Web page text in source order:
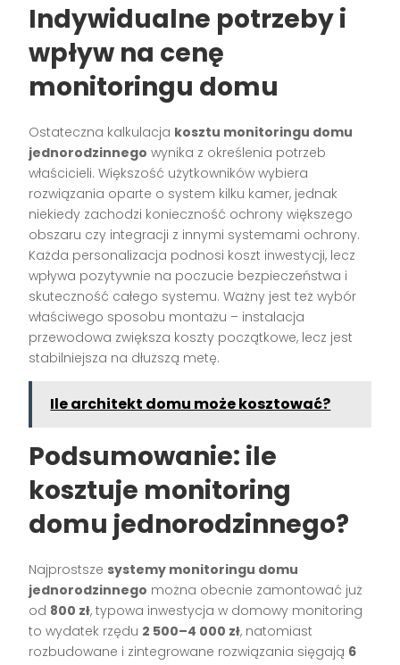
Indywidualne potrzeby i
wpływ na cenę
monitoringu domu
Ostateczna kalkulacja kosztu monitoringu domu
jednorodzinnego wynika z określenia potrzeb
właścicieli. Większość użytkowników wybiera
rozwiązania oparte o system kilku kamer, jednak
niekiedy zachodzi konieczność ochrony większego
obszaru czy integracji z innymi systemami ochrony.
Każda personalizacja podnosi koszt inwestycji, lecz
wpływa pozytywnie na poczucie bezpieczeństwa i
skuteczność całego systemu. Ważny jest też wybór
właściwego sposobu montażu – instalacja
przewodowa zwiększa koszty początkowe, lecz jest
stabilniejsza na dłuższą metę.
Ile architekt domu może kosztować?
Podsumowanie: ile
kosztuje monitoring
domu jednorodzinnego?
Najprostsze systemy monitoringu domu
jednorodzinnego można obecnie zamontować już
od 800 zł, typowa inwestycja w domowy monitoring
to wydatek rzędu 2 500–4 000 zł, natomiast
rozbudowane i zintegrowane rozwiązania sięgają 6